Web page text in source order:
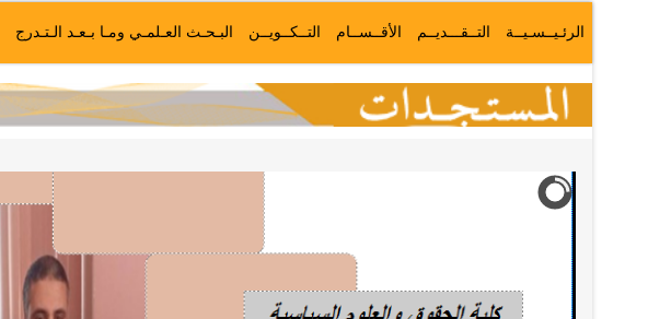
الرئـيــسـيــة التــقـــديــم الأقــســام التــكــويــن البـحـث العـلمـي ومـا بـعـد الـتـدرج